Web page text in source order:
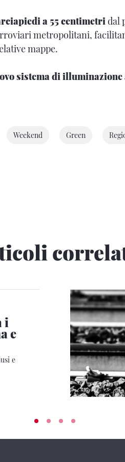
a 55 centimetridal
metropolitani,
mappe.
sistema di
Weekend Green
i
e
e